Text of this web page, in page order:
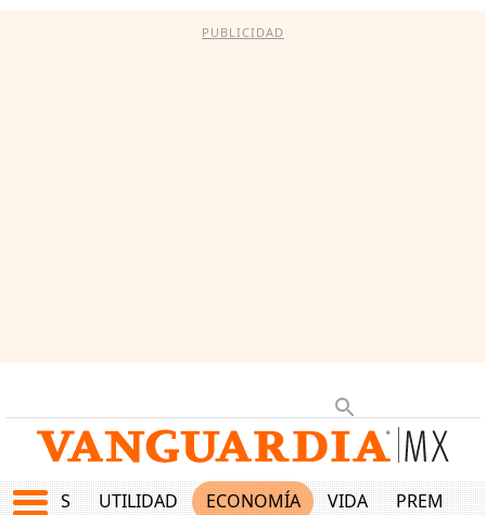
PUBLICIDAD
UTILIDAD ECONOMÍA VIDA PREMIUM